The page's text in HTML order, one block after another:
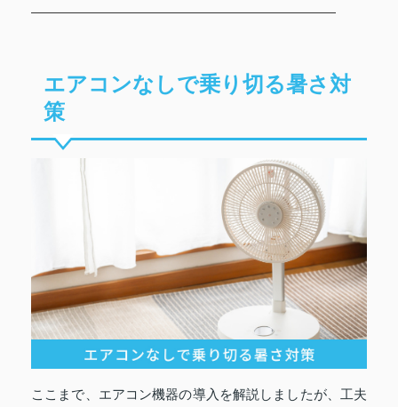
エアコンなしで乗り切る暑さ対
策
ここまで、エアコン機器の導入を解説しましたが、工夫